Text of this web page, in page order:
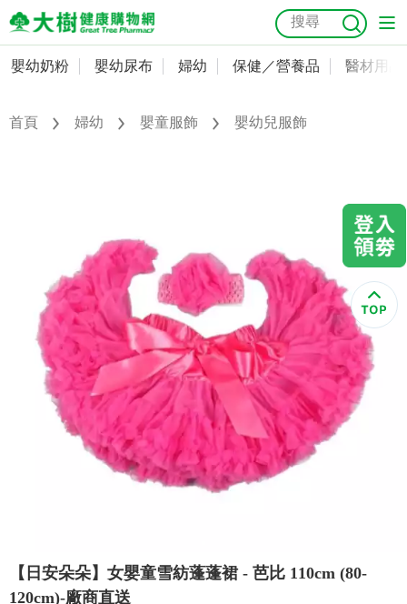
嬰幼奶粉
嬰幼尿布
成人照護
美容／個人清潔
食品／健康食補
優惠活動
抗菌 尿布 大樹獨家 益生菌 魚油 幼兒米餅
會員資料及密碼修改
常用收件人清單
紅利點數查詢
購物金查詢
優惠券領取
優惠券查詢
嬰幼奶粉 嬰幼尿布 婦幼 保健／營養品 醫材用品
首頁 婦幼 嬰童服飾 嬰幼兒服飾
【日安朵朵】女嬰童雪紡蓬蓬裙 - 芭比 110cm (80-
120cm)-廠商直送